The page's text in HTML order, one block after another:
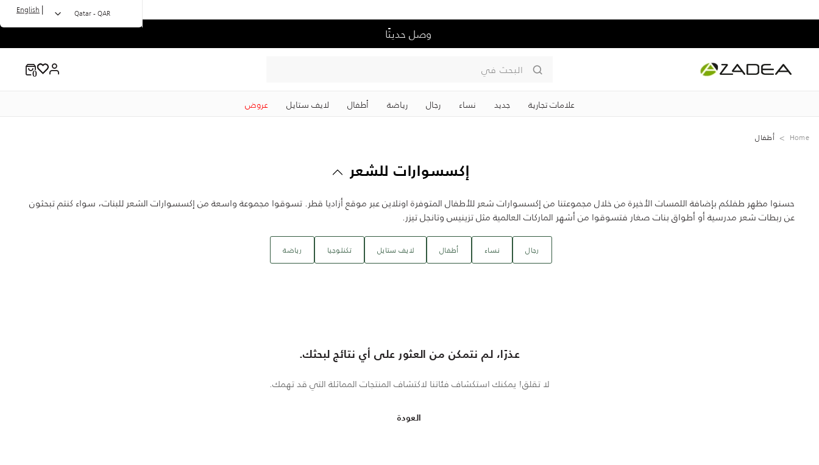
وصل حديثًا
البحث في
علامات تجارية جديد نساء رجال رياضة ‏أطفال لايف ستايل عروض
Qatar - QAR
|
English
Home ‏أطفال
إكسسوارات للشعر
حسنوا مظهر طفلكم بإضافة اللمسات الأخيرة من خلال مجموعتنا من إكسسوارات شعر للأطفال المتوفرة اونلاين عبر موقع أزاديا قطر. تسوقوا مجموعة واسعة من إكسسوارات الشعر للبنات، سواء كنتم تبحثون
عن ربطات شعر مدرسية أو أطواق بنات صغار فتسوقوا من أشهر الماركات العالمية مثل تزينيس وتانجل تيزر.
رجال نساء ‏أطفال لايف ستايل تكنلوجيا رياضة
عذرًا، لم نتمكن من العثور على أي نتائج لبحثك.
لا تقلق! يمكنك استكشاف فئاتنا لاكتشاف المنتجات المماثلة التي قد تهمك.
العودة